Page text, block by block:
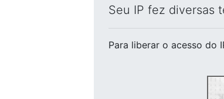
Seu IP fez diversas
Para liberar o acesso do